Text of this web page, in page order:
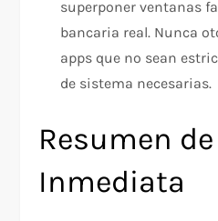
superponer ventanas
bancaria real. Nunca
apps que no sean
de sistema necesarias.
Resumen
Inmediata